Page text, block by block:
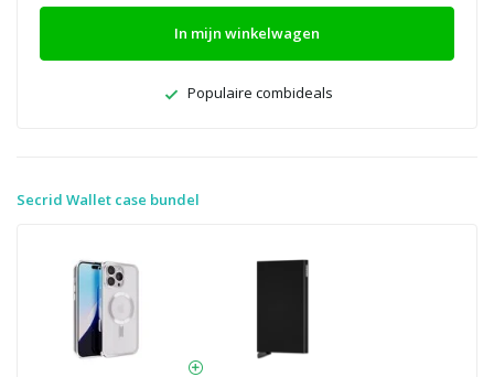
In mijn winkelwagen
Populaire combideals
Secrid Wallet case bundel